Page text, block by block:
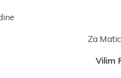
Za
Vilim